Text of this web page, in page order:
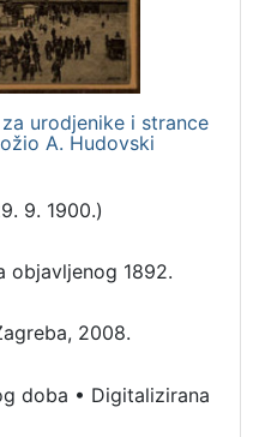
urodjenike i strance
A. Hudovski
9. 1900.)
objavljenog 1892.
2008.
doba • Digitalizirana